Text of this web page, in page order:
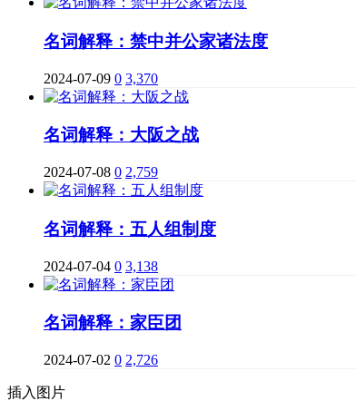
名词解释：禁中并公家诸法度
2024-07-09 0 3,370
名词解释：大阪之战
2024-07-08 0 2,759
名词解释：五人组制度
2024-07-04 0 3,138
名词解释：家臣团
2024-07-02 0 2,726
插入图片